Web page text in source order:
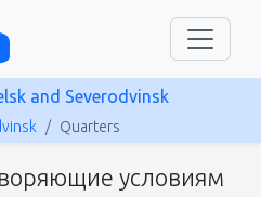
and Severodvinsk
Quarters
условиям